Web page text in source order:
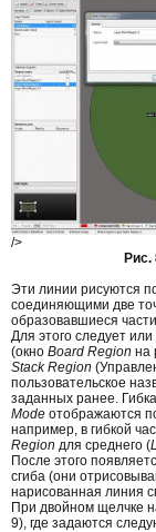
/>
Рис.
Эти линии рисуются
соединяющими две
образовавшиеся
Для этого следует
(окно Board Region на
Stack Region
пользовательское
заданных ранее.
Mode отображаются
например, в гибкой
Region для среднего (
После этого
сгиба (они
нарисованная линия
При двойном щелчке
9), где задаются